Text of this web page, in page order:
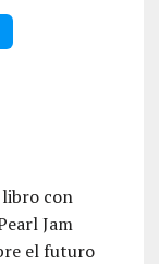
con
Jam
el futuro